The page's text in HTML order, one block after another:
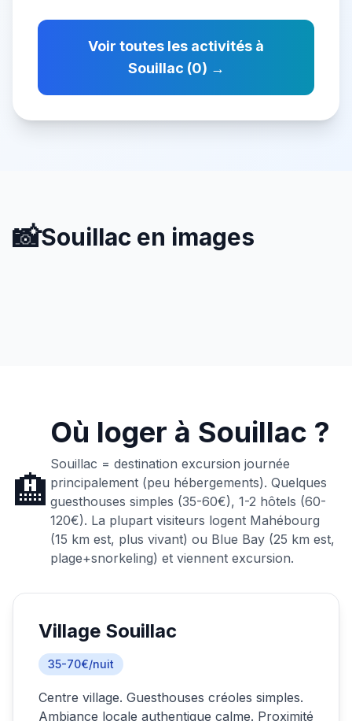
Voir toutes les activités à
Souillac (0) →
📸Souillac en images
🏨
Où loger à Souillac ?
Souillac = destination excursion journée
principalement (peu hébergements). Quelques
guesthouses simples (35-60€), 1-2 hôtels (60-
120€). La plupart visiteurs logent Mahébourg
(15 km est, plus vivant) ou Blue Bay (25 km est,
plage+snorkeling) et viennent excursion.
Village Souillac
35-70€/nuit
Centre village. Guesthouses créoles simples.
Ambiance locale authentique calme. Proximité